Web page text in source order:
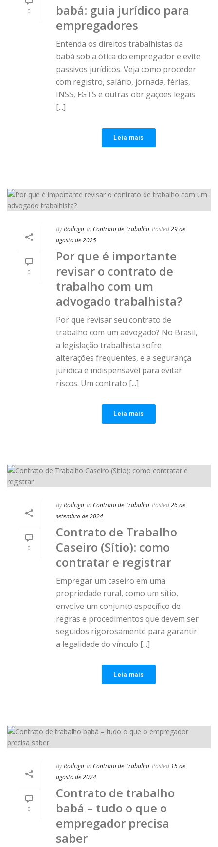
0
babá: guia jurídico para
empregadores
Entenda os direitos trabalhistas da
babá sob a ótica do empregador e evite
passivos jurídicos. Veja como proceder
com registro, salário, jornada, férias,
INSS, FGTS e outras obrigações legais
[...]
Leia mais
0
ByRodrigo In Contrato de Trabalho Posted29 de
agosto de 2025
Por que é importante
revisar o contrato de
trabalho com um
advogado trabalhista?
Por que revisar seu contrato de
trabalho com um advogado? No Brasil,
a legislação trabalhista sofre
alterações frequentes, e a segurança
jurídica é indispensável para evitar
riscos. Um contrato [...]
Leia mais
0
ByRodrigo In Contrato de Trabalho Posted26 de
setembro de 2024
Contrato de Trabalho
Caseiro (Sítio): como
contratar e registrar
Empregar um caseiro em uma
propriedade rural, como um sítio,
envolve um conjunto específico de
regras e procedimentos que devem ser
seguidos rigorosamente para garantir
a legalidade do vínculo [...]
Leia mais
0
ByRodrigo In Contrato de Trabalho Posted 15 de
agosto de 2024
Contrato de trabalho
babá – tudo o que o
empregador precisa
saber